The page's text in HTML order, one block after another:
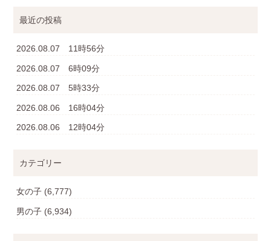
最近の投稿
2026.08.07 11時56分
2026.08.07 6時09分
2026.08.07 5時33分
2026.08.06 16時04分
2026.08.06 12時04分
カテゴリー
女の子 (6,777)
男の子 (6,934)